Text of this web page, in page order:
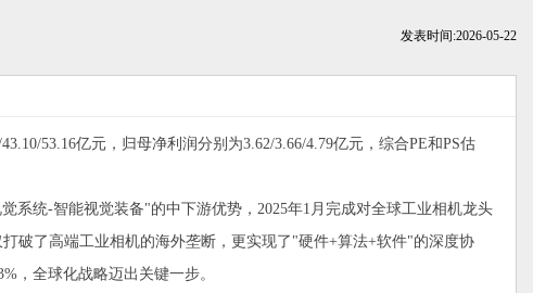
发表时间:2026-05-22
53.16亿元，归母净利润分别为3.62/3.66/4.79亿元，综合PE和PS估
统-智能视觉装备"的中下游优势，2025年1月完成对全球工业相机龙头
破了高端工业相机的海外垄断，更实现了"硬件+算法+软件"的深度协
，全球化战略迈出关键一步。